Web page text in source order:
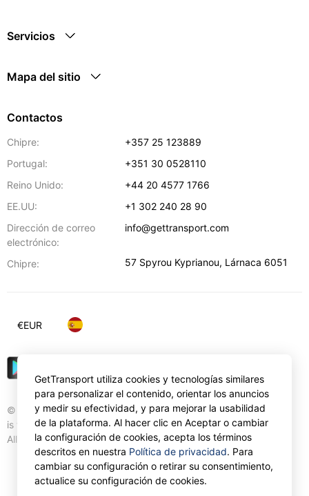
Servicios
Mapa del sitio
Contactos
Chipre:
+357 25 123889
Portugal:
+351 30 0528110
Reino Unido:
+44 20 4577 1766
EE.UU:
+1 302 240 28 90
Dirección de correo
electrónico:
info@gettransport.com
Chipre: 57 Spyrou Kyprianou, Lárnaca 6051
© Gettransport International Limited. GetTransport®
is trademark of Gettransport International Limited.
All rights reserved.
€EUR
GetTransport utiliza cookies y tecnologías similares
para personalizar el contenido, orientar los anuncios
y medir su efectividad, y para mejorar la usabilidad
de la plataforma. Al hacer clic en Aceptar o cambiar
la configuración de cookies, acepta los términos
descritos en nuestra Política de privacidad. Para
cambiar su configuración o retirar su consentimiento,
actualice su configuración de cookies.